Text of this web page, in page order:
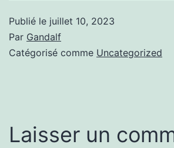
Publié le juillet 10, 2023
Par Gandalf
Catégorisé comme Uncategorized
Laisser un